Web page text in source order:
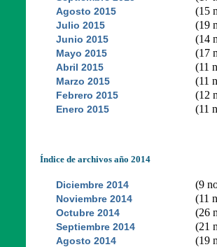
Agosto 2015 (15
Julio 2015 (19
Junio 2015 (14
Mayo 2015 (17
Abril 2015 (11
Marzo 2015 (11
Febrero 2015 (12
Enero 2015 (11
Índice de archivos año 2014
Diciembre 2014 (9
Noviembre 2014 (11
Octubre 2014 (26
Septiembre 2014 (21
Agosto 2014 (19